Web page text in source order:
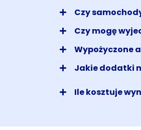
Czy
Czy mogę
Wypożyczone
Jakie dodatki
Ile kosztuje